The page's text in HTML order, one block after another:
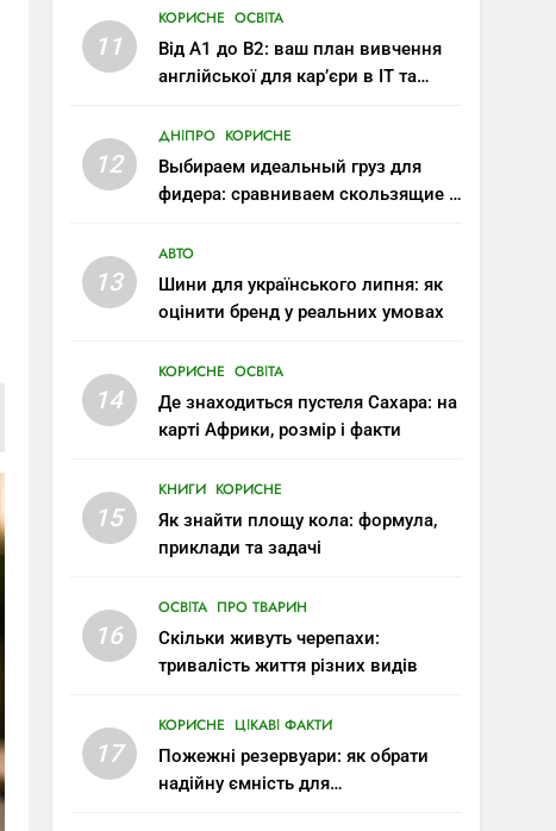
11
КОРИСНЕ ОСВІТА
Від A1 до B2: ваш план вивчення
англійської для кар’єри в IT та
12
ДНІПРО КОРИСНЕ
Выбираем идеальный груз для
фидера: сравниваем скользящие и
13
АВТО
Шини для українського липня: як
оцінити бренд у реальних умовах
14
КОРИСНЕ ОСВІТА
Де знаходиться пустеля Сахара: на
карті Африки, розмір і факти
15
КНИГИ КОРИСНЕ
Як знайти площу кола: формула,
приклади та задачі
16
ОСВІТА ПРО ТВАРИН
Скільки живуть черепахи:
тривалість життя різних видів
17
КОРИСНЕ ЦІКАВІ ФАКТИ
Пожежні резервуари: як обрати
надійну ємність для